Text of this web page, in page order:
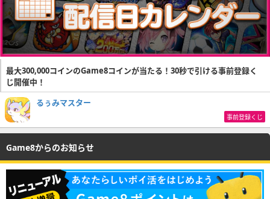
最大300,000コインのGame8コインが当たる！30秒で引ける事前登録く
じ開催中！
るぅみマスター
事前登録くじ
Game8からのお知らせ